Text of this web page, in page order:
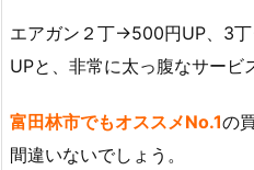
エアガン２丁→500円UP、3
UPと、非常に太っ腹なサービ
富田林市でもオススメNo.1の
間違いないでしょう。